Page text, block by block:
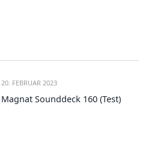
20. FEBRUAR 2023
Magnat Sounddeck 160 (Test)